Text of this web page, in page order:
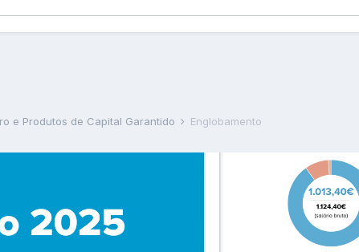
e Produtos de Capital Garantido Englobamento